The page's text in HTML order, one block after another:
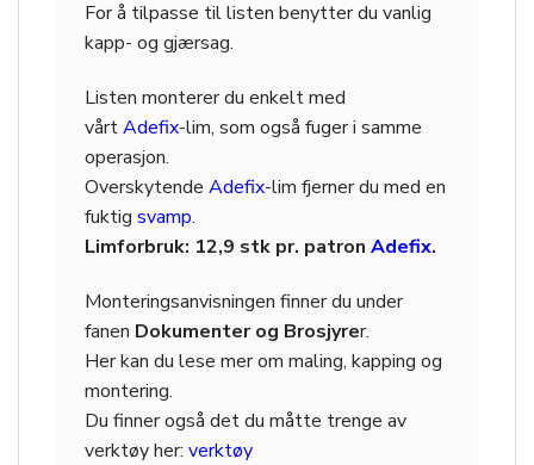
For å tilpasse til listen benytter du vanlig
kapp- og gjærsag.
Listen monterer du enkelt med
vårtAdefix-lim, som også fuger i samme
operasjon.
Overskytende Adefix-lim fjerner du med en
fuktig svamp.
Limforbruk: 12,9 stk pr. patron Adefix.
Monteringsanvisningen finner du under
fanen Dokumenter og Brosjyrer.
Her kan du lese mer om maling, kapping og
montering.
Du finner også det du måtte trenge av
verktøy her: verktøy